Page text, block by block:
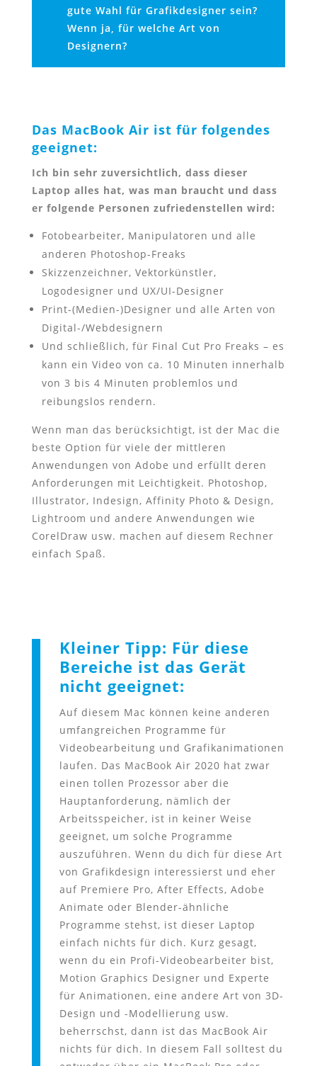
gute Wahl für Grafikdesigner sein?
Wenn ja, für welche Art von
Designern?
Das MacBook Air ist für folgendes
geeignet:
Ich bin sehr zuversichtlich, dass dieser
Laptop alles hat, was man braucht und dass
er folgende Personen zufriedenstellen wird:
Fotobearbeiter, Manipulatoren und alle
anderen Photoshop-Freaks
Skizzenzeichner, Vektorkünstler,
Logodesigner und UX/UI-Designer
Print-(Medien-)Designer und alle Arten von
Digital-/Webdesignern
Und schließlich, für Final Cut Pro Freaks – es
kann ein Video von ca. 10 Minuten innerhalb
von 3 bis 4 Minuten problemlos und
reibungslos rendern.
Wenn man das berücksichtigt, ist der Mac die
beste Option für viele der mittleren
Anwendungen von Adobe und erfüllt deren
Anforderungen mit Leichtigkeit. Photoshop,
Illustrator, Indesign, Affinity Photo & Design,
Lightroom und andere Anwendungen wie
CorelDraw usw. machen auf diesem Rechner
einfach Spaß.
Kleiner Tipp: Für diese
Bereiche ist das Gerät
nicht geeignet:
Auf diesem Mac können keine anderen
umfangreichen Programme für
Videobearbeitung und Grafikanimationen
laufen. Das MacBook Air 2020 hat zwar
einen tollen Prozessor aber die
Hauptanforderung, nämlich der
Arbeitsspeicher, ist in keiner Weise
geeignet, um solche Programme
auszuführen. Wenn du dich für diese Art
von Grafikdesign interessierst und eher
auf Premiere Pro, After Effects, Adobe
Animate oder Blender-ähnliche
Programme stehst, ist dieser Laptop
einfach nichts für dich. Kurz gesagt,
wenn du ein Profi-Videobearbeiter bist,
Motion Graphics Designer und Experte
für Animationen, eine andere Art von 3D-
Design und -Modellierung usw.
beherrschst, dann ist das MacBook Air
nichts für dich. In diesem Fall solltest du